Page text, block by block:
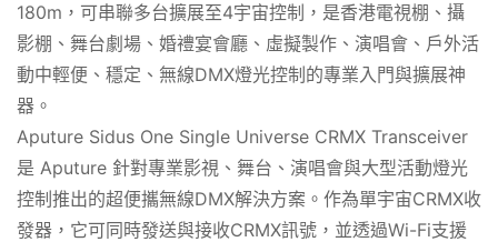
180m，可串聯多台擴展至4宇宙控制，是香港電視棚、攝
影棚、舞台劇場、婚禮宴會廳、虛擬製作、演唱會、戶外活
動中輕便、穩定、無線DMX燈光控制的專業入門與擴展神
器。
Aputure Sidus One Single Universe CRMX Transceiver
是 Aputure 針對專業影視、舞台、演唱會與大型活動燈光
控制推出的超便攜無線DMX解決方案。作為單宇宙CRMX收
發器，它可同時發送與接收CRMX訊號，並透過Wi-Fi支援